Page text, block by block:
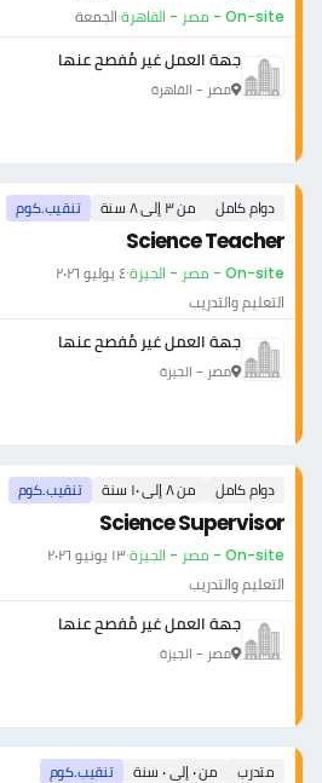
On-site - مصر - القاهرة ·الجمعة
جهة العمل غير مُفصح عنها
مصر - القاهرة
دوام كامل من ٣ إلى ٨ سنة تنقيب.كوم
Science Teacher
On-site - مصر - الجيزة ·٤ يوليو ٢٠٢٦
التعليم والتدريب
جهة العمل غير مُفصح عنها
مصر - الجيزة
دوام كامل من ٨ إلى ١٠ سنة تنقيب.كوم
Science Supervisor
On-site - مصر - الجيزة ·١٣ يونيو ٢٠٢٦
التعليم والتدريب
جهة العمل غير مُفصح عنها
مصر - الجيزة
متدرب من ٠ إلى ٠ سنة تنقيب.كوم